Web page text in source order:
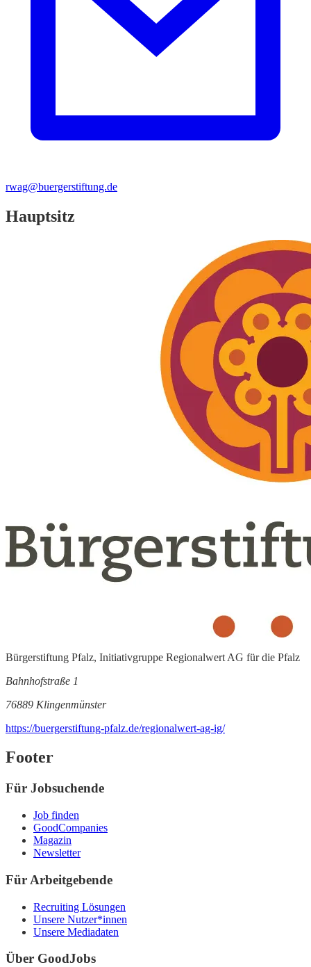
rwag@buergerstiftung.de
Hauptsitz
Bürgerstiftung Pfalz, Initiativgruppe Regionalwert AG für die Pfalz
Bahnhofstraße 1
76889 Klingenmünster
https://buergerstiftung-pfalz.de/regionalwert-ag-ig/
Footer
Für Jobsuchende
Job finden
GoodCompanies
Magazin
Newsletter
Für Arbeitgebende
Recruiting Lösungen
Unsere Nutzer*innen
Unsere Mediadaten
Über GoodJobs